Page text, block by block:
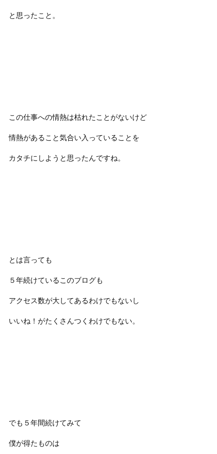
と思ったこと。
この仕事への情熱は枯れたことがないけど
情熱があること気合い入っていることを
カタチにしようと思ったんですね。
とは言っても
５年続けているこのブログも
アクセス数が大してあるわけでもないし
いいね！がたくさんつくわけでもない。
でも５年間続けてみて
僕が得たものは